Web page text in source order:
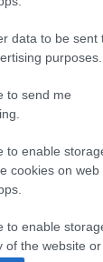
data to be sent
purposes.
to send me
to enable
cookies on web
to enable
of the website or
Juan Carlos
(molestias
Rafa Mir
en la jornada